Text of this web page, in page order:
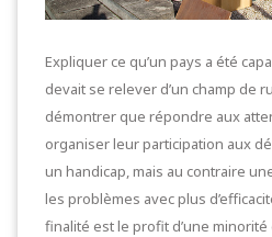
Expliquer ce qu’un pays a été
devait se relever d’un champ de
démontrer que répondre aux
organiser leur participation aux
un handicap, mais au contraire
les problèmes avec plus
finalité est le profit d’une minorité